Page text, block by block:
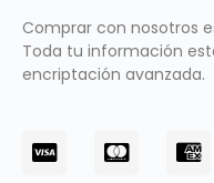
Comprar con nosotros
Toda tu información
encriptación avanzada.